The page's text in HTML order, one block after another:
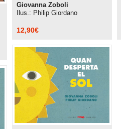
Giovanna Zoboli
Ilus.: Philip Giordano
12,90€